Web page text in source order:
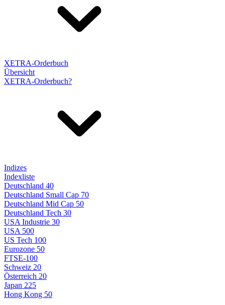
XETRA-Orderbuch
Übersicht
XETRA-Orderbuch?
Indizes
Indexliste
Deutschland 40
Deutschland Small Cap 70
Deutschland Mid Cap 50
Deutschland Tech 30
USA Industrie 30
USA 500
US Tech 100
Eurozone 50
FTSE-100
Schweiz 20
Österreich 20
Japan 225
Hong Kong 50